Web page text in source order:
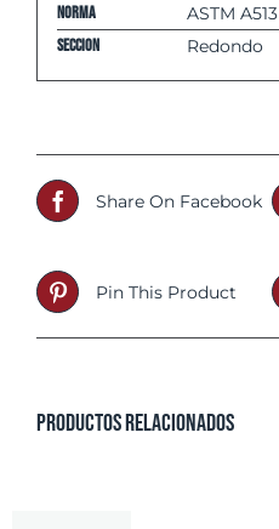
Norma ASTM A513
Seccion Redondo
Share On Facebook
Pin This Product
Productos relacionados